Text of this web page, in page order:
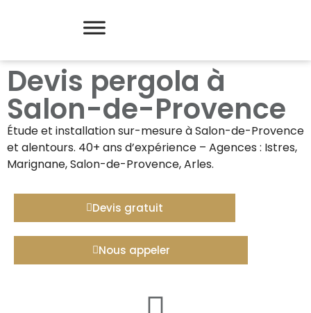
Devis pergola à
Salon-de-Provence
Étude et installation sur-mesure àSalon-de-Provence
et alentours. 40+ ans d’expérience – Agences : Istres,
Marignane, Salon-de-Provence, Arles.
Devis gratuit
Nous appeler